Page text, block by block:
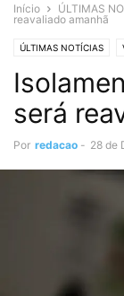
Início ÚLTIMAS
reavaliado amanhã
ÚLTIMAS NOTÍCIAS
será
Por redacao - 28 de